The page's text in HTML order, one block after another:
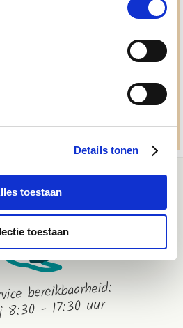
Details tonen
toestaan
toestaan
bereikbaarheid:
- 17:30 uur